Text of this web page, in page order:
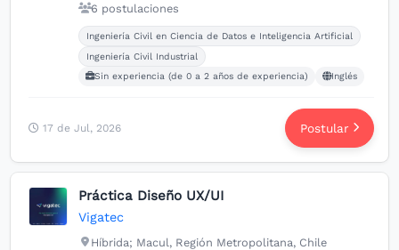
6 postulaciones
Carreras buscadas:
Ingeniería Civil en Ciencia de Datos e Inteligencia Artificial
Ingeniería Civil Industrial
Sin experiencia (de 0 a 2 años de experiencia)
Idiomas buscados:
Inglés
17 de Jul, 2026 Postular
Práctica Diseño UX/UI
Vigatec
Híbrida; Macul, Región Metropolitana, Chile